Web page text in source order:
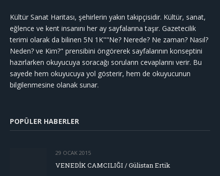
Kültür Sanat Haritası, şehirlerin yakın takipçisidir. Kültür, sanat,
eğlence ve kent insanını her ay sayfalarına taşır. Gazetecilik
terimi olarak da bilinen 5N 1K""Ne? Nerede? Ne zaman? Nasıl?
Neden? ve Kim?" prensibini öngörerek sayfalarının konseptini
hazırlarken okuyucuya soracağı soruların cevaplarını verir. Bu
sayede hem okuyucuya yol gösterir, hem de okuyucunun
bilgilenmesine olanak sunar.
POPÜLER HABERLER
29 OCAK 2015
VENEDİK CAMCILIĞI / Gülistan Ertik